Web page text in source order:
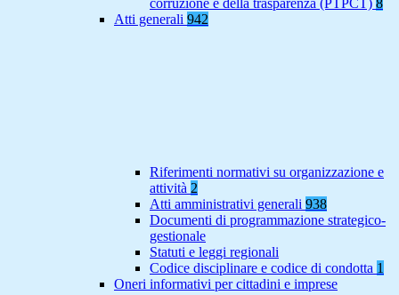
corruzione e della trasparenza (PTPCT) 8
Atti generali 942
Riferimenti normativi su organizzazione e
attività 2
Atti amministrativi generali 938
Documenti di programmazione strategico-
gestionale
Statuti e leggi regionali
Codice disciplinare e codice di condotta 1
Oneri informativi per cittadini e imprese